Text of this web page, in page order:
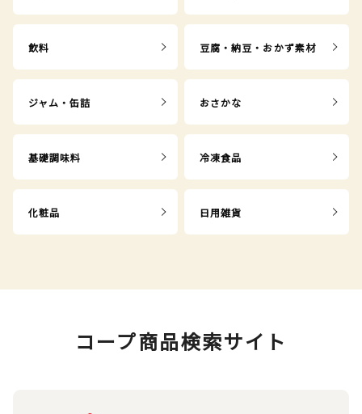
飲料 豆腐・納豆・おかず素材
ジャム・缶詰 おさかな
基礎調味料 冷凍食品
化粧品 日用雑貨
コープ商品検索サイト